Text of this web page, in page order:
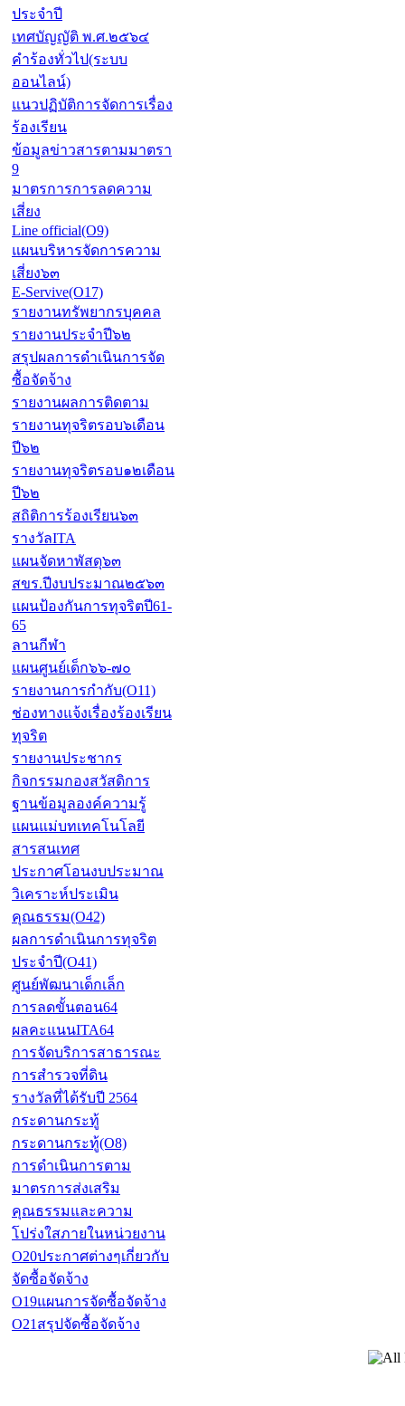
ประจำปี
เทศบัญญัติ พ.ศ.๒๕๖๔
คำร้องทั่วไป(ระบบ
ออนไลน์)
แนวปฏิบัติการจัดการเรื่อง
ร้องเรียน
ข้อมูลข่าวสารตามมาตรา
9
มาตรการการลดความ
เสี่ยง
Line official(O9)
แผนบริหารจัดการความ
เสี่ยง๖๓
E-Servive(O17)
รายงานทรัพยากรบุคคล
รายงานประจำปี๖๒
สรุปผลการดำเนินการจัด
ซื้อจัดจ้าง
รายงานผลการติดตาม
รายงานทุจริตรอบ๖เดือน
ปี๖๒
รายงานทุจริตรอบ๑๒เดือน
ปี๖๒
สถิติการร้องเรียน๖๓
รางวัลITA
แผนจัดหาพัสดุ๖๓
สขร.ปีงบประมาณ๒๕๖๓
แผนป้องกันการทุจริตปี61-
65
ลานกีฬา
แผนศูนย์เด็ก๖๖-๗๐
รายงานการกำกับ(O11)
ช่องทางแจ้งเรื่องร้องเรียน
ทุจริต
รายงานประชากร
กิจกรรมกองสวัสดิการ
ฐานข้อมูลองค์ความรู้
แผนแม่บทเทคโนโลยี
สารสนเทศ
ประกาศโอนงบประมาณ
วิเคราะห์ประเมิน
คุณธรรม(O42)
ผลการดำเนินการทุจริต
ประจำปี(O41)
ศูนย์พัฒนาเด็กเล็ก
การลดขั้นตอน64
ผลคะแนนITA64
การจัดบริการสาธารณะ
การสำรวจที่ดิน
รางวัลที่ได้รับปี 2564
กระดานกระทู้
กระดานกระทู้(O8)
การดำเนินการตาม
มาตรการส่งเสริม
คุณธรรมและความ
โปร่งใสภายในหน่วยงาน
O20ประกาศต่างๆเกี่ยวกับ
จัดซื้อจัดจ้าง
O19แผนการจัดซื้อจัดจ้าง
O21สรุปจัดซื้อจัดจ้าง